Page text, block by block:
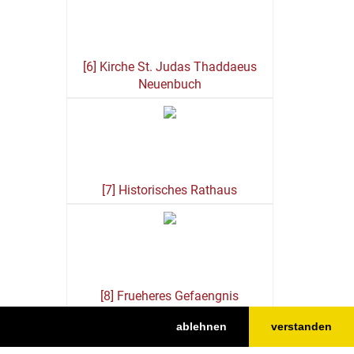
ablehnen verstanden
[6] Kirche St. Judas Thaddaeus
Neuenbuch
[7] Historisches Rathaus
[8] Frueheres Gefaengnis